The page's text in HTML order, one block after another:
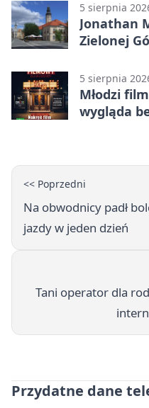
5 sierpnia
Jonathan
Zielonej
5 sierpnia
Młodzi
wygląda
<< Poprzedni
Na obwodnicy padł
jazdy w jeden dzień
Tani operator dla
Przydatne dane